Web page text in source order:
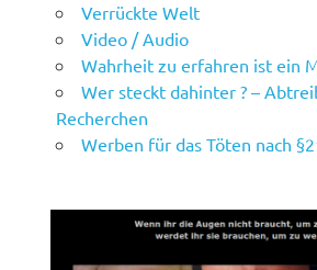
Verrückte Welt
Video / Audio
Wahrheit zu erfahren ist ein
Wer steckt dahinter ? –
Recherchen
Werben für das Töten nach